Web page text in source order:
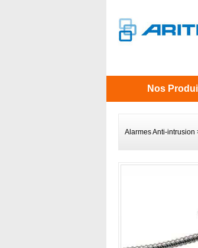
Nos
Alarmes Anti-intrusion